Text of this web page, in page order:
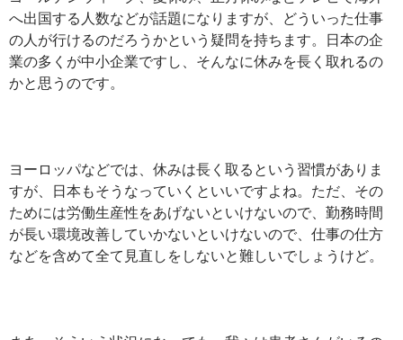
へ出国する人数などが話題になりますが、どういった仕事
の人が行けるのだろうかという疑問を持ちます。日本の企
業の多くが中小企業ですし、そんなに休みを長く取れるの
かと思うのです。
ヨーロッパなどでは、休みは長く取るという習慣がありま
すが、日本もそうなっていくといいですよね。ただ、その
ためには労働生産性をあげないといけないので、勤務時間
が長い環境改善していかないといけないので、仕事の仕方
などを含めて全て見直しをしないと難しいでしょうけど。